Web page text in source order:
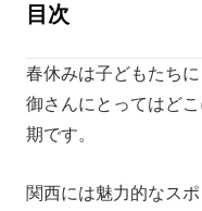
目次
関西の春休みおす
アウトドアレジャ
ル電源を活用しよ
春休みのレジャー
春休みは子どもたち
御さんにとってはど
期です。
関西には魅力的なス